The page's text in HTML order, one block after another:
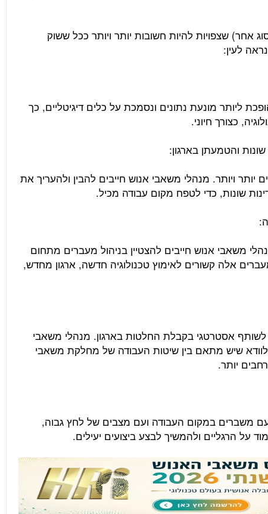
(מסוג אחר) שצפויות להיות חשובות יותר ויותר ככל ששוק
לעין:
ליותר מונעת נתונים ונסמכת על כלים דיגיטליים, כך
כצורך חיוני.
יותר ויותר. מנהלי משאבי אנוש חייבים להבין ולהעריך את
שונות, כדי לטפח מקום עבודה מכיל.
משאבי אנוש חייבים להצטיין בניהול מעברים מתחום
אלה קשורים לאימוץ טכנולוגיה חדשה, ארגון מחדש,
אסטרטגי בקבלת החלטות בארגון. מנהלי משאבי
לוודא שיש מתאם בין שיטות העבודה של מחלקת משאבי
יותר.
משברים במקום העבודה ועם מצבים של לחץ גבוה,
על הרגליים ולהמשיך לבצע ביצועים יעילים.